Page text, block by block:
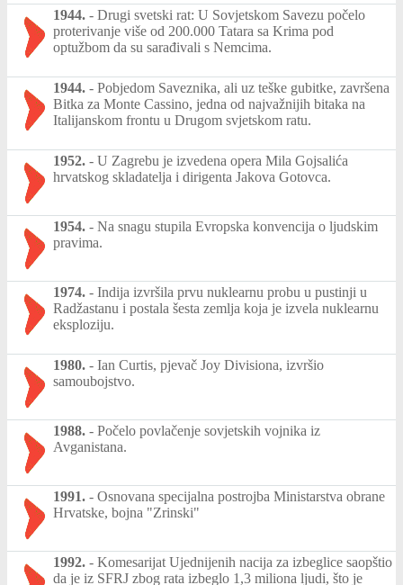
1944. - Drugi svetski rat: U Sovjetskom Savezu počelo
proterivanje više od 200.000 Tatara sa Krima pod
optužbom da su sarađivali s Nemcima.
1944. - Pobjedom Saveznika, ali uz teške gubitke, završena
Bitka za Monte Cassino, jedna od najvažnijih bitaka na
Italijanskom frontu u Drugom svjetskom ratu.
1952. - U Zagrebu je izvedena opera Mila Gojsalića
hrvatskog skladatelja i dirigenta Jakova Gotovca.
1954. - Na snagu stupila Evropska konvencija o ljudskim
pravima.
1974. - Indija izvršila prvu nuklearnu probu u pustinji u
Radžastanu i postala šesta zemlja koja je izvela nuklearnu
eksploziju.
1980. - Ian Curtis, pjevač Joy Divisiona, izvršio
samoubojstvo.
1988. - Počelo povlačenje sovjetskih vojnika iz
Avganistana.
1991. - Osnovana specijalna postrojba Ministarstva obrane
Hrvatske, bojna "Zrinski"
1992. - Komesarijat Ujednijenih nacija za izbeglice saopštio
da je iz SFRJ zbog rata izbeglo 1,3 miliona ljudi, što je